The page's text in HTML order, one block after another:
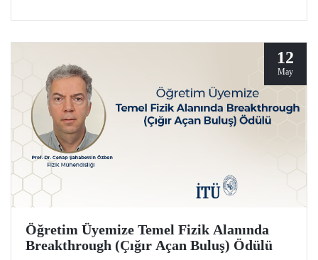
12
May
Öğretim Üyemize Temel Fizik Alanında
Breakthrough (Çığır Açan Buluş) Ödülü